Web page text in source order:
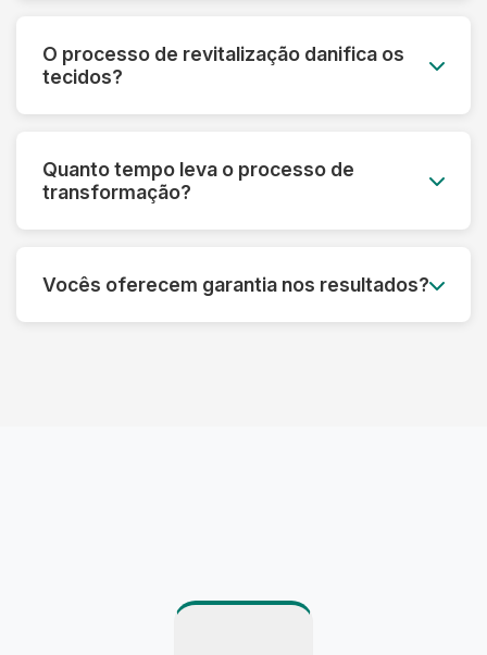
prévia e informamos o que é possível restaurar
O processo de revitalização danifica os
tecidos?
prolongar a vida útil das roupas, sempre
respeitando as características de cada material.
Quanto tempo leva o processo de
transformação?
de restauração podem precisar de um tempo
adicional para garantir o melhor resultado.
Vocês oferecem garantia nos resultados?